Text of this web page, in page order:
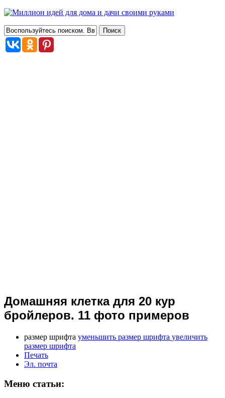
Домашняя клетка для 20 кур
бройлеров. 11 фото примеров
размер шрифта уменьшить размер шрифта увеличить
размер шрифта
Печать
Эл. почта
Меню статьи: